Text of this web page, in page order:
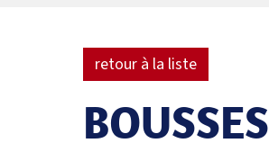
retour à la liste
BOUSSES